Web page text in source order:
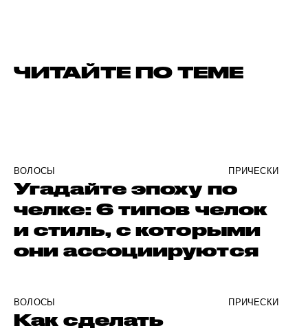
ЧИТАЙТЕ ПО ТЕМЕ
ВОЛОСЫ ПРИЧЕСКИ
Угадайте эпоху по
челке: 6 типов челок
и стиль, с которыми
они ассоциируются
ВОЛОСЫ ПРИЧЕСКИ
Как сделать